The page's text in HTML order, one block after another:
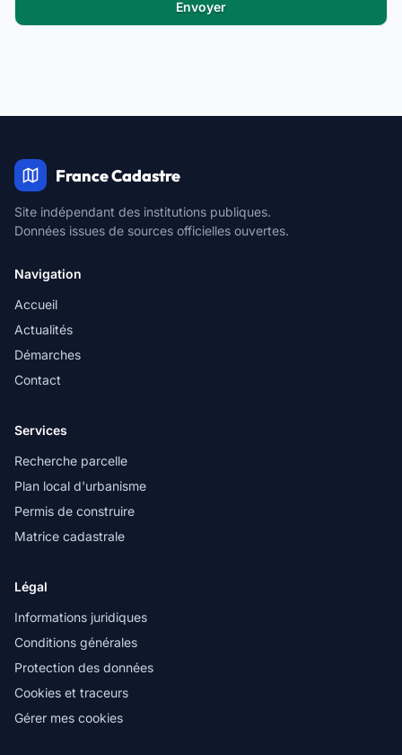
France Cadastre
Site indépendant des institutions publiques.
Données issues de sources officielles ouvertes.
Navigation
Accueil
Actualités
Démarches
Contact
Services
Recherche parcelle
Plan local d'urbanisme
Permis de construire
Matrice cadastrale
Légal
Informations juridiques
Conditions générales
Protection des données
Cookies et traceurs
Gérer mes cookies